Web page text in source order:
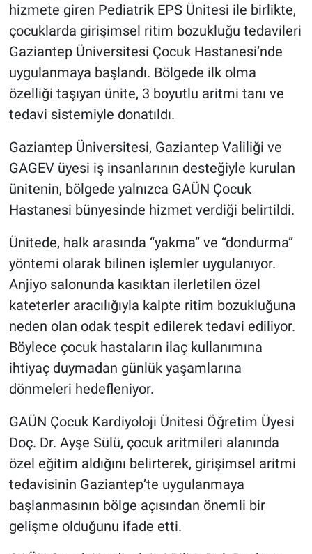
hizmete giren Pediatrik EPS Ünitesi ile birlikte,
çocuklarda girişimsel ritim bozukluğu tedavileri
Gaziantep Üniversitesi Çocuk Hastanesi’nde
uygulanmaya başlandı. Bölgede ilk olma
özelliği taşıyan ünite, 3 boyutlu aritmi tanı ve
tedavi sistemiyle donatıldı.
Gaziantep Üniversitesi, Gaziantep Valiliği ve
GAGEV üyesi iş insanlarının desteğiyle kurulan
ünitenin, bölgede yalnızca GAÜN Çocuk
Hastanesi bünyesinde hizmet verdiği belirtildi.
Ünitede, halk arasında “yakma” ve “dondurma”
yöntemi olarak bilinen işlemler uygulanıyor.
Anjiyo salonunda kasıktan ilerletilen özel
kateterler aracılığıyla kalpte ritim bozukluğuna
neden olan odak tespit edilerek tedavi ediliyor.
Böylece çocuk hastaların ilaç kullanımına
ihtiyaç duymadan günlük yaşamlarına
dönmeleri hedefleniyor.
GAÜN Çocuk Kardiyoloji Ünitesi Öğretim Üyesi
Doç. Dr. Ayşe Sülü, çocuk aritmileri alanında
özel eğitim aldığını belirterek, girişimsel aritmi
tedavisinin Gaziantep’te uygulanmaya
başlanmasının bölge açısından önemli bir
gelişme olduğunu ifade etti.